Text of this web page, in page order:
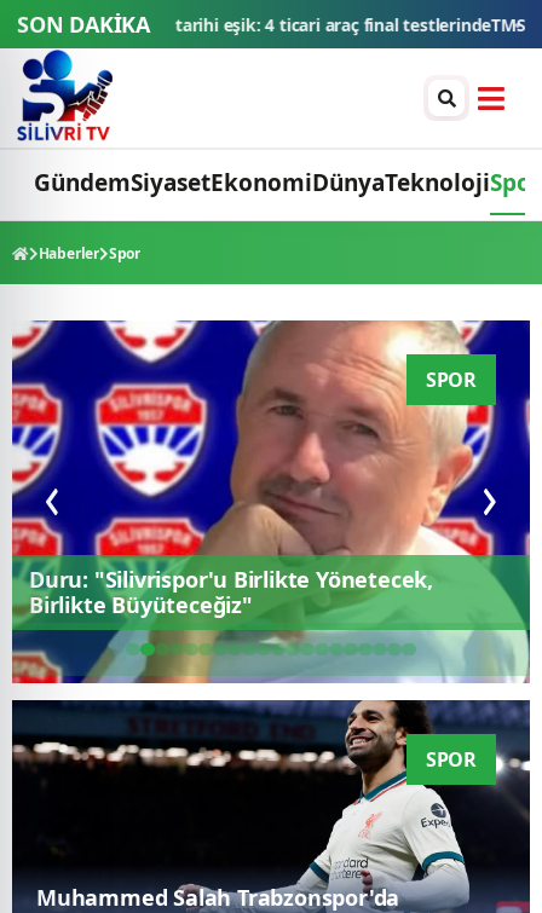
SON DAKİKA
106 aracı ihaleyle satışa sunacakDüğün konvoyuna ağır
GündemSiyasetEkonomiDünyaTeknolojiSpor
Haberler Spor
SPOR
Muhammed Salah Trabzonspor'da
SPOR
Fenerbahçe'nin Şampiyonlar Ligi play-off
turunda rakibi belli oldu